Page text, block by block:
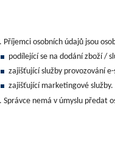
Příjemci osobních údajů jsou
podílející se na dodání zboží /
zajišťující služby provozování
zajišťující marketingové služby.
Správce nemá v úmyslu předat